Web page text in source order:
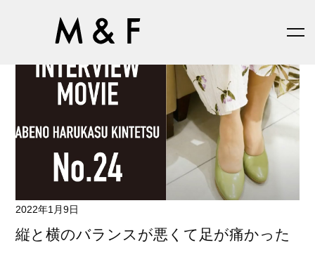
2022年1月9日
縦と横のバランスが悪くて足が痛かった